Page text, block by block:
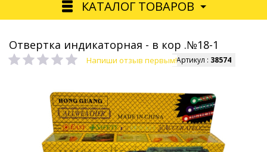
КАТАЛОГ ТОВАРОВ
Отвертка индикаторная - в кор .№18-1
Напиши отзыв первым!Артикул : 38574